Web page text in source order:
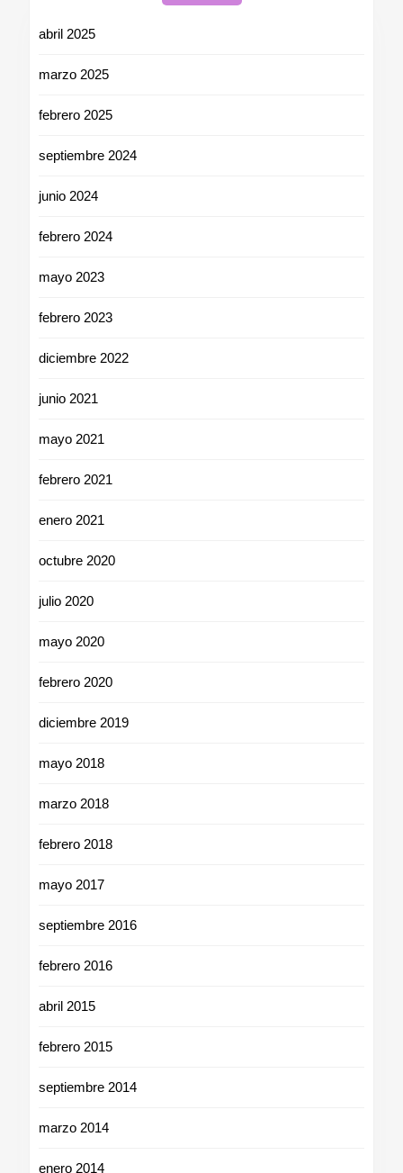
abril 2025
marzo 2025
febrero 2025
septiembre 2024
junio 2024
febrero 2024
mayo 2023
febrero 2023
diciembre 2022
junio 2021
mayo 2021
febrero 2021
enero 2021
octubre 2020
julio 2020
mayo 2020
febrero 2020
diciembre 2019
mayo 2018
marzo 2018
febrero 2018
mayo 2017
septiembre 2016
febrero 2016
abril 2015
febrero 2015
septiembre 2014
marzo 2014
enero 2014